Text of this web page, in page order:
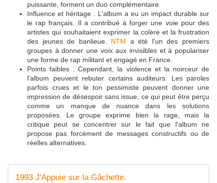
puissante, forment un duo complémentaire.
Influence et héritage : L'album a eu un impact durable sur
le rap français. Il a contribué à forger une voie pour des
artistes qui souhaitaient exprimer la colère et la frustration
des jeunes de banlieue. NTM a été l'un des premiers
groupes à donner une voix aux invisibles et à populariser
une forme de rap militant et engagé en France.
Points faibles : Cependant, la violence et la noirceur de
l'album peuvent rebuter certains auditeurs. Les paroles
parfois crues et le ton pessimiste peuvent donner une
impression de désespoir sans issue, ce qui peut être perçu
comme un manque de nuance dans les solutions
proposées. Le groupe exprime bien la rage, mais la
critique peut se concentrer sur le fait que l'album ne
propose pas forcément de messages constructifs ou de
réelles alternatives.
1993 J'Appuie sur la Gâchette.